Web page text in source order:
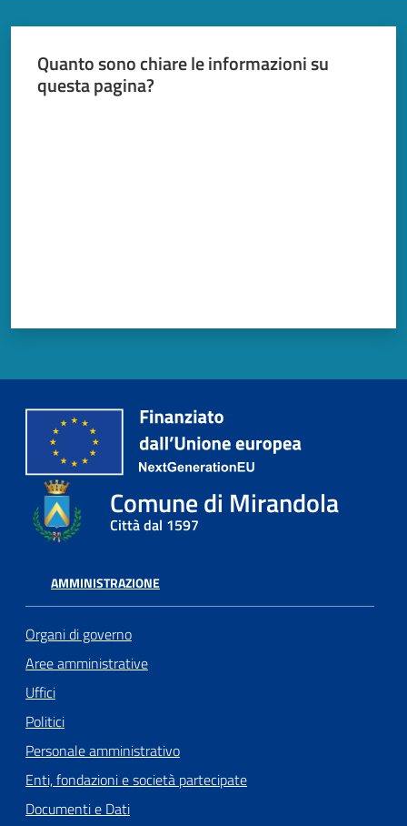
Quanto sono chiare le informazioni su
questa pagina?
Comune di Mirandola
Città dal 1597
AMMINISTRAZIONE
Organi di governo
Aree amministrative
Uffici
Politici
Personale amministrativo
Enti, fondazioni e società partecipate
Documenti e Dati